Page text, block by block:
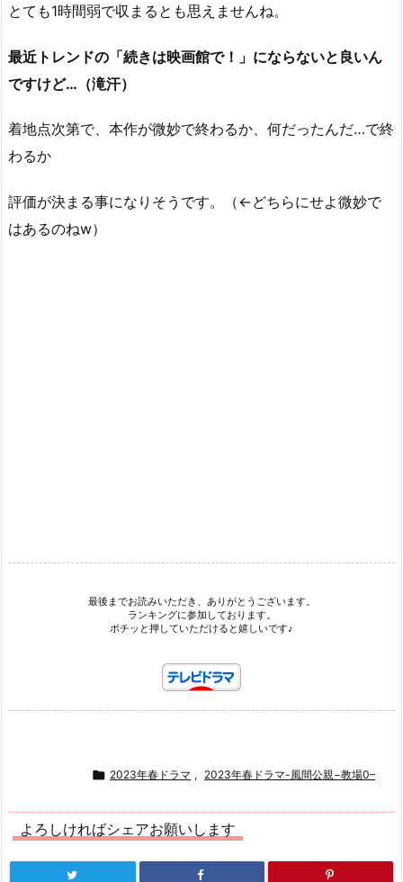
とても1時間弱で収まるとも思えませんね。
最近トレンドの「続きは映画館で！」にならないと良いん
ですけど…（滝汗）
着地点次第で、本作が微妙で終わるか、何だったんだ…で終
わるか
評価が決まる事になりそうです。（←どちらにせよ微妙で
はあるのねw）
最後までお読みいただき、ありがとうございます。
ランキングに参加しております。
ポチッと押していただけると嬉しいです♪
 2023年春ドラマ , 2023年春ドラマ-風間公親−教場0–
よろしければシェアお願いします